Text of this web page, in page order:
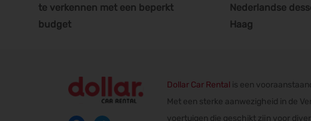
te verkennen met een beperkt
budget
Nederlandse
Haag
Dollar Car Rental is een
Met een sterke aanwezigheid in de
voertuigen die geschikt zijn voor